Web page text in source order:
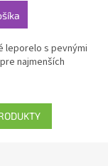
leporelo s pevnými
najmenších